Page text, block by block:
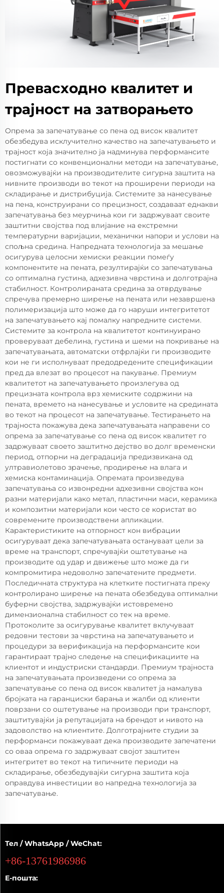
Превасходно квалитет и
трајност на затворањето
Опрема за запечатување со пена од висок квалитет
обезбедува исклучително качество на запечатувањето и
трајност која значително ја надминува перформансите
постигнати со конвенционални методи на запечатување,
овозможувајќи на производителите сигурна заштита на
нивните производи во текот на проширени периоди на
складирање и дистрибуција. Системите за нанесување
на пена, конструирани со прецизност, создаваат еднакви
запечатувања без меурчиња кои ги задржуваат своите
заштитни својства под влијание на екстремни
температурни варијации, механички напори и услови на
спољна средина. Напредната технологија за мешање
осигурува целосни хемиски реакции помеѓу
компонентите на пената, резултирајќи со запечатувања
со оптимална густина, адхезивна чврстина и долготрајна
стабилност. Контролираната средина за отврдување
спречува премерно ширење на пената или незавршена
полимеризација што може да го наруши интегритетот
на запечатувањето кај помалку напредните системи.
Системите за контрола на квалитетот континуирано
проверуваат дебелина, густина и шеми на покривање на
запечатувањата, автоматски отфрлајќи ги производите
кои не ги исполнуваат предодредените спецификации
пред да влезат во процесот на пакување. Премиум
квалитетот на запечатувањето произлегува од
прецизната контрола врз хемиските содржини на
пената, времето на нанесување и условите на средината
во текот на процесот на запечатување. Тестирањето на
трајноста покажува дека запечатувањата направени со
опрема за запечатување со пена од висок квалитет го
задржуваат своето заштитно дејство во долг временски
период, отпорни на деградација предизвикана од
ултравиолетово зрачење, продирење на влага и
хемиска контаминација. Опремата произведува
запечатувања со извонредни адхезивни својства кон
разни материјали како метал, пластични маси, керамика
и композитни материјали кои често се користат во
современите производствени апликации.
Карактеристиките на отпорност кон вибрации
осигуруваат дека запечатувањата остануваат цели за
време на транспорт, спречувајќи оштетување на
производите од удар и движење што може да ги
компромитира недоволно запечатените предмети.
Последичната структура на клетките постигната преку
контролирано ширење на пената обезбедува оптимални
буферни својства, задржувајќи истовремено
димензионална стабилност со тек на време.
Протоколите за осигурување квалитет вклучуваат
редовни тестови за чврстина на запечатувањето и
процедури за верификација на перформансите кои
гарантираат трајно следење на спецификациите на
клиентот и индустриски стандарди. Премиум трајноста
на запечатувањата произведени со опрема за
запечатување со пена од висок квалитет ја намалува
бројката на гаранциски барања и жалби од клиенти
поврзани со оштетување на производи при транспорт,
заштитувајќи ја репутацијата на брендот и нивото на
задоволство на клиентите. Долготрајните студии за
перформанси покажуваат дека производите запечатени
со оваа опрема го задржуваат својот заштитен
интегритет во текот на типичните периоди на
складирање, обезбедувајќи сигурна заштита која
оправдува инвестиции во напредна технологија за
запечатување.
Тел / WhatsApp / WeChat:
+86-13761986986
Е-пошта: